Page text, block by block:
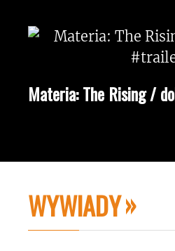
Materia: The Rising /
WYWIADY